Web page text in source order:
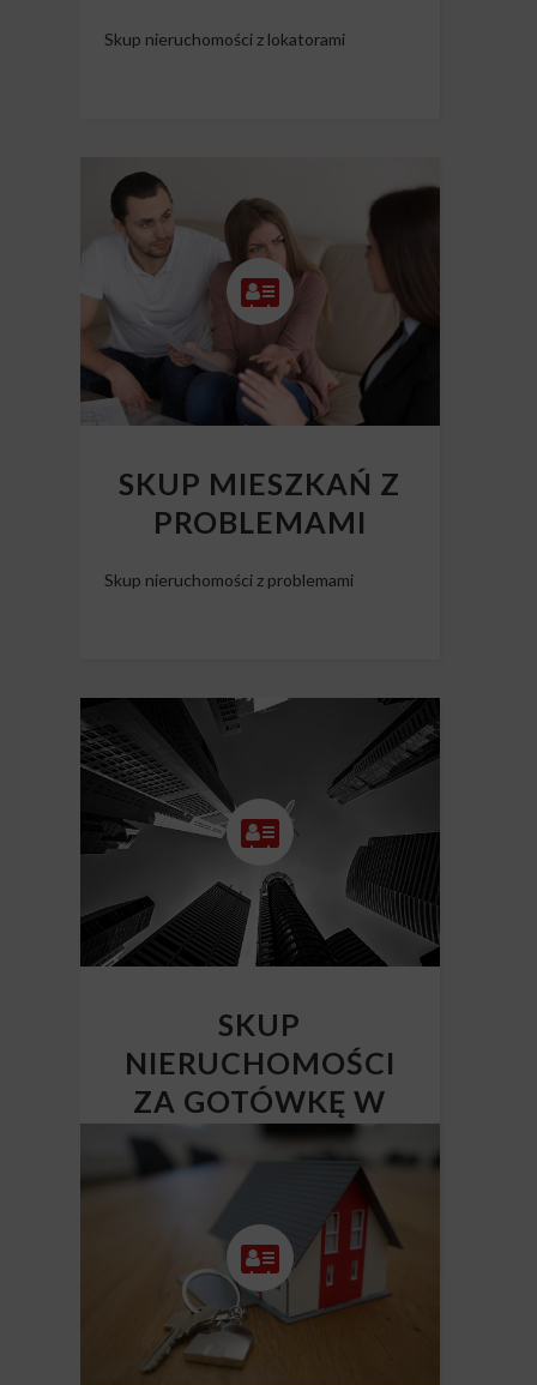
Skup nieruchomości z lokatorami
SKUP MIESZKAŃ Z
PROBLEMAMI
Skup nieruchomości z problemami
SKUP
NIERUCHOMOŚCI
ZA GOTÓWKĘ W
CAŁEJ POLSCE
Skup nieruchomości Polska